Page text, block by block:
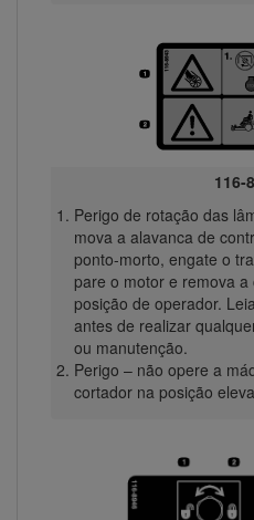
116-
Perigo de rotação das
mova a alavanca de
ponto-morto, engate o
pare o motor e remova
posição de operador.
antes de realizar
ou manutenção.
Perigo – não opere a
cortador na posição